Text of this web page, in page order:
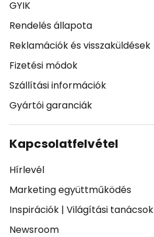
GYIK
Rendelés állapota
Reklamációk és visszaküldések
Fizetési módok
Szállítási információk
Gyártói garanciák
Kapcsolatfelvétel
Hírlevél
Marketing együttműködés
Inspirációk | Világítási tanácsok
Newsroom